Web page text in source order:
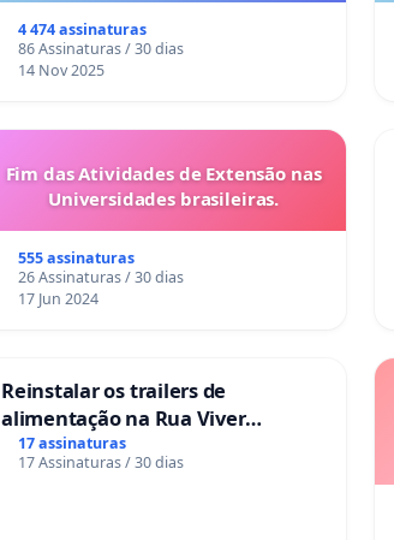
6x1 enquanto o lobby empresarial
compra a omissão do Congresso.
4 474 assinaturas
86 Assinaturas / 30 dias
14 Nov 2025
Fim das Atividades de Extensão nas
Universidades brasileiras.
555 assinaturas
26 Assinaturas / 30 dias
17 Jun 2024
Reinstalar os trailers de
alimentação na Rua Viver
Salvador
17 assinaturas
17 Assinaturas / 30 dias